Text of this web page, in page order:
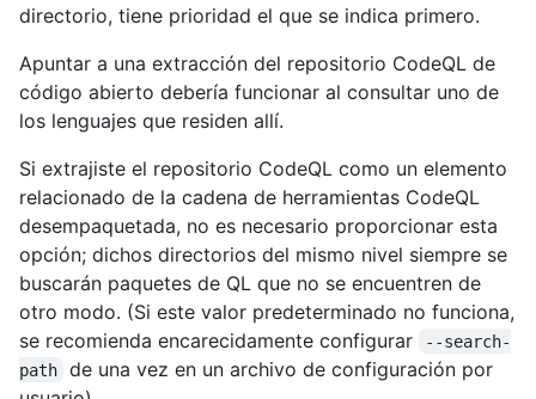
directorio, tiene prioridad el que se indica primero.
Apuntar a una extracción del repositorio CodeQL de
código abierto debería funcionar al consultar uno de
los lenguajes que residen allí.
Si extrajiste el repositorio CodeQL como un elemento
relacionado de la cadena de herramientas CodeQL
desempaquetada, no es necesario proporcionar esta
opción; dichos directorios del mismo nivel siempre se
buscarán paquetes de QL que no se encuentren de
otro modo. (Si este valor predeterminado no funciona,
se recomienda encarecidamente configurar
--search-
path
de una vez en un archivo de configuración por